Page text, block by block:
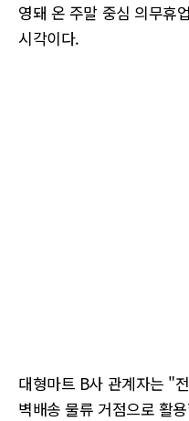
영돼 온 주말 중심 의무휴
시각이다.
대형마트 B사 관계자는 "
벽배송 물류 거점으로 활